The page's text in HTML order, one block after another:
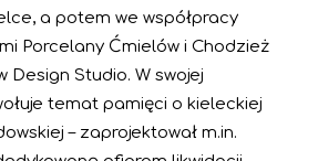
a potem we współpracy
Porcelany Ćmielów i Chodzież
Design Studio. W swojej
temat pamięci o kieleckiej
– zaprojektował m.in.